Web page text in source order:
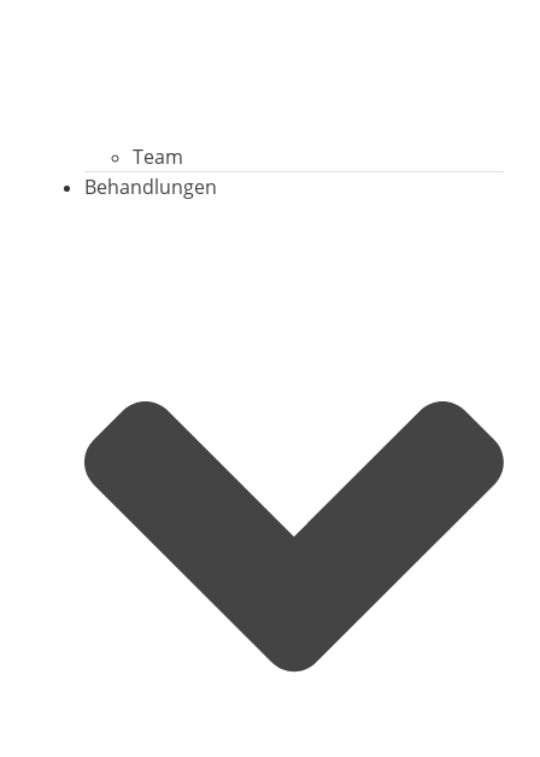
Team
Behandlungen